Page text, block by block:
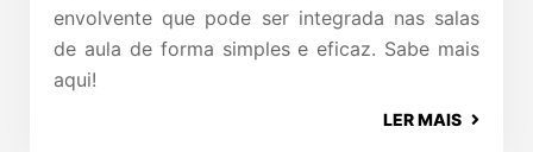
envolvente que pode ser integrada nas salas
de aula de forma simples e eficaz. Sabe mais
aqui!
LER MAIS